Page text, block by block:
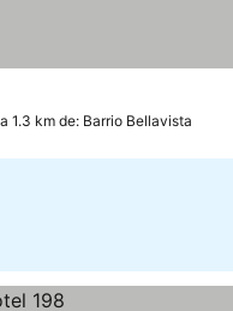
a 1.3 km de: Barrio Bellavista